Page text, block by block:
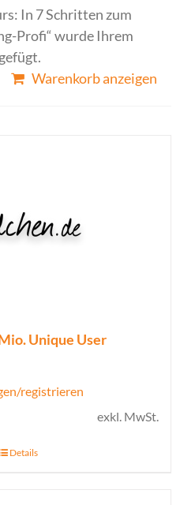
In 7 Schritten zum
Profi“ wurde Ihrem
Warenkorb anzeigen
Unique User
registrieren
exkl. MwSt.
Details